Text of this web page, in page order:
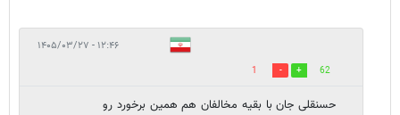
۱۲:۴۶ - ۱۴۰۵/۰۳/۲۷
62
1
حسنقلی جان با بقیه مخالفان هم همین برخورد رو